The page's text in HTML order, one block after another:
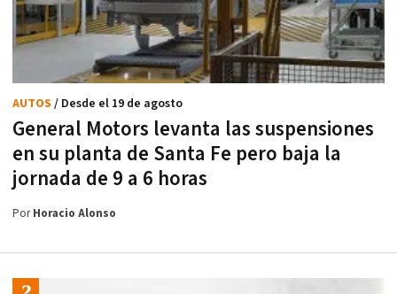
General Motors levanta las suspensiones
en su planta de Santa Fe pero baja la
jornada de 9 a 6 horas
AUTOS / Desde el 19 de agosto
PorHoracio Alonso